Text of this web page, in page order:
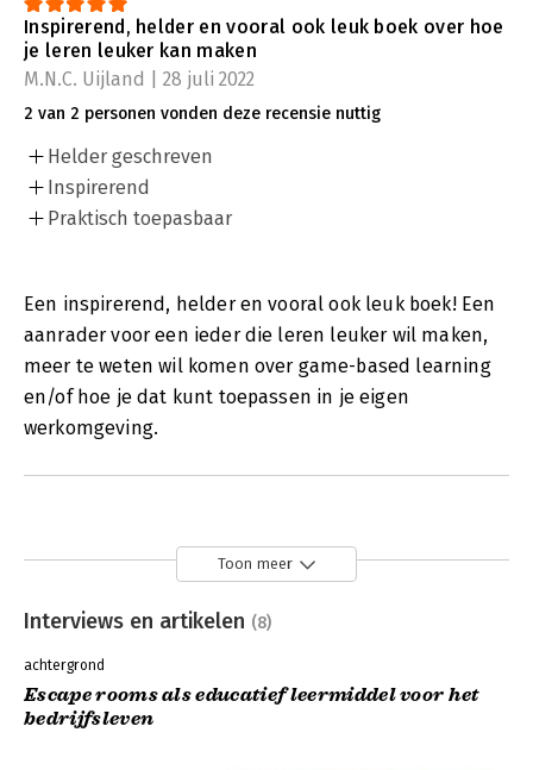
Inspirerend, helder en vooral ook leuk boek over hoe
je leren leuker kan maken
M.N.C. Uijland | 28 juli 2022
2 van 2 personen vonden deze recensie nuttig
Helder geschreven
Inspirerend
Praktisch toepasbaar
Een inspirerend, helder en vooral ook leuk boek! Een
aanrader voor een ieder die leren leuker wil maken,
meer te weten wil komen over game-based learning
en/of hoe je dat kunt toepassen in je eigen
werkomgeving.
Toon meer
Interviews en artikelen (8)
achtergrond
Escape rooms als educatief leermiddel voor het
bedrijfsleven